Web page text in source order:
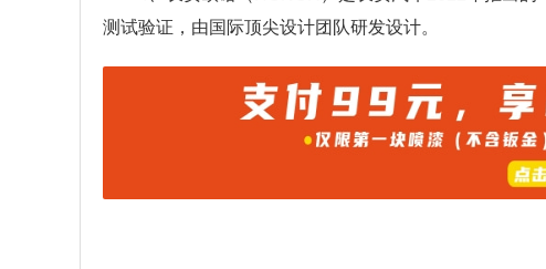
测试验证，由国际顶尖设计团队研发设计。